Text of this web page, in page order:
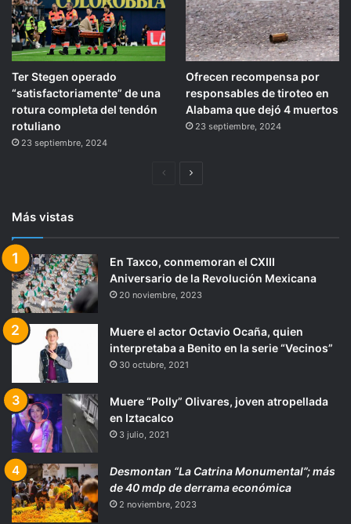
Ter Stegen operado
“satisfactoriamente” de una
rotura completa del tendón
rotuliano
23 septiembre, 2024
Ofrecen recompensa por
responsables de tiroteo en
Alabama que dejó 4 muertos
23 septiembre, 2024
PáginaSiguiente
Más vistas
En Taxco, conmemoran el CXIII
Aniversario de la Revolución Mexicana
20 noviembre, 2023
Muere el actor Octavio Ocaña, quien
interpretaba a Benito en la serie “Vecinos”
30 octubre, 2021
Muere “Polly” Olivares, joven atropellada
en Iztacalco
3 julio, 2021
Desmontan “La Catrina Monumental”; más
de 40 mdp de derrama económica
2 noviembre, 2023